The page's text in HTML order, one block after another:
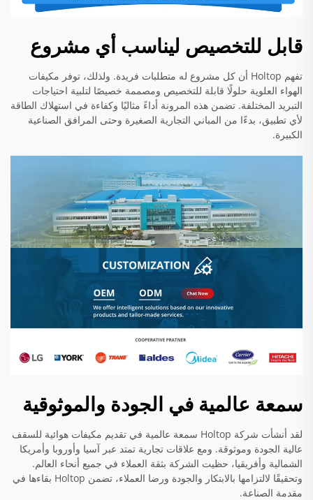
قابل للتخصيص ليناسب أي مشروع
تفهم Holtop أن كل مشروع له متطلبات فريدة. ولذلك، توفر مكيفات
الهواء العلوية حلولًا قابلة للتخصيص ومصممة خصيصًا لتلبية احتياجات
التبريد المختلفة. تضمن هذه المرونة أداءً مثاليًا وكفاءة في استهلاك الطاقة
لأي تطبيق، بدءًا من المباني التجارية الصغيرة وحتى المرافق الصناعية
الكبيرة.
سمعة عالمية في الجودة والموثوقية
لقد أنشأت شركة Holtop سمعة عالمية في تقديم مكيفات هوائية للسقف
عالية الجودة وموثوقة. ومع علاقات تجارية تمتد عبر آسيا وأوروبا وأمريكا
الشمالية وأفريقيا، حظيت الشركة بثقة العملاء في جميع أنحاء العالم.
وتحقيقًا لالتزامها بالابتكار والجودة ورضا العملاء، تضمن Holtop بقاءها في
مقدمة الصناعة.